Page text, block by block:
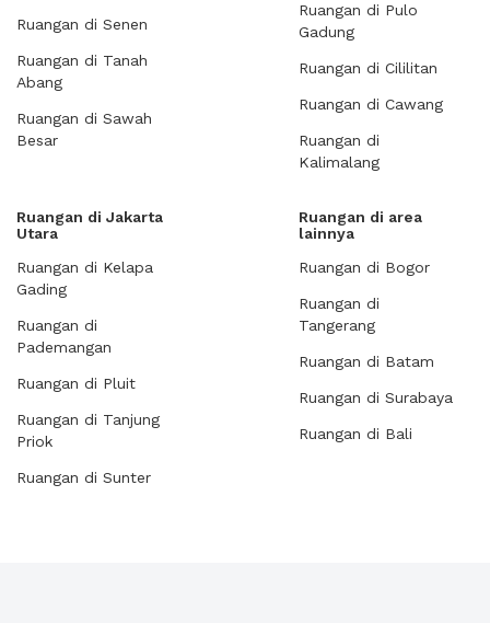
Ruangan di Senen
Ruangan di Tanah
Abang
Ruangan di Sawah
Besar
Ruangan di Pulo
Gadung
Ruangan di Cililitan
Ruangan di Cawang
Ruangan di
Kalimalang
Ruangan di Jakarta
Utara
Ruangan di Kelapa
Gading
Ruangan di
Pademangan
Ruangan di Pluit
Ruangan di Tanjung
Priok
Ruangan di Sunter
Ruangan di area
lainnya
Ruangan di Bogor
Ruangan di
Tangerang
Ruangan di Batam
Ruangan di Surabaya
Ruangan di Bali